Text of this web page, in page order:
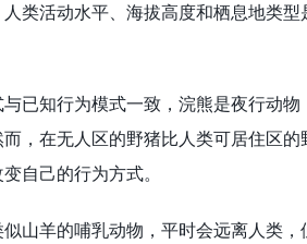
活动水平、海拔高度和栖息地类型
知行为模式一致，浣熊是夜行动物
，在无人区的野猪比人类可居住区
自己的行为方式。
羊的哺乳动物，平时会远离人类，